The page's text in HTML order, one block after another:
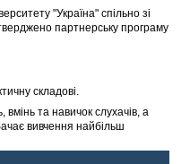
"Україна" спільно зі
партнерську програму
складові.
та навичок слухачів, а
вивчення найбільш